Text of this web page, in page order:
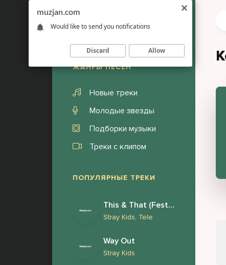
ЖАНРЫ ПЕСЕН
Новые треки
Молодые звезды
Подборки музыки
Треки с клипом
ПОПУЛЯРНЫЕ ТРЕКИ
This & That (Festival Version)
Stray Kids, Tele
Way Out
Stray Kids
muzjan.com
Would like to send you notifications
Discard Allow